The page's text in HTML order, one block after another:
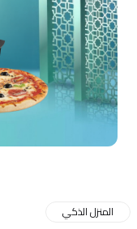
المنزل الذكي